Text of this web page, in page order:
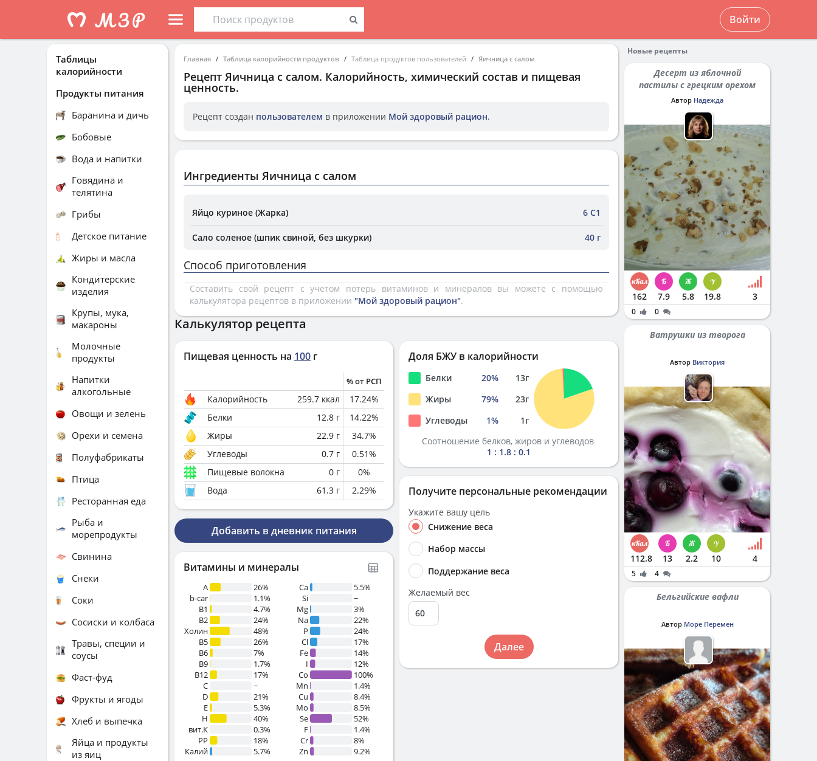
Войти
Главная Таблица калорийности продуктов Таблица продуктов пользователей Яичница с салом
Рецепт Яичница с салом. Калорийность, химический состав и пищевая
ценность.
Рецепт создан пользователем в приложении Мой здоровый рацион.
Ингредиенты Яичница с салом
Яйцо куриное (Жарка) 6 С1
Сало соленое (шпик свиной, без шкурки) 40 г
Способ приготовления
Составить свой рецепт с учетом потерь витаминов и минералов вы можете с помощью
калькулятора рецептов в приложении "Мой здоровый рацион".
Калькулятор рецепта
Пищевая ценность на 100 г
% от РСП
Калорийность 259.7 ккал 17.24%
Белки
12.8 г 14.22%
Жиры
22.9 г 34.7%
Углеводы
0.7 г 0.51%
Пищевые волокна
0 г 0%
Вода
61.3 г 2.29%
Добавить в дневник питания
Витамины и минералы
A
26%
b-car
1.1%
В1
4.7%
B2
24%
Холин
48%
B5
26%
B6
7%
B9
1.7%
B12
17%
C
~
D
21%
E
5.3%
H
40%
вит.К
0.3%
PP
18%
Калий
5.7%
Ca
5.5%
Si
~
Mg
3%
Na
22%
P
24%
Cl
17%
Fe
14%
I
12%
Co
100%
Mn
1.4%
Cu
8.4%
Mo
8.5%
Se
52%
F
1.4%
Cr
8%
Zn
9.2%
Доля БЖУ в калорийности
Белки 20% 13г
Жиры
79% 23г
Углеводы
1% 1г
Соотношение белков, жиров и углеводов
1 : 1.8 : 0.1
Получите персональные рекомендации
Укажите вашу цель
Снижение веса
Набор массы
Поддержание веса
Желаемый вес
Далее
Таблицы
калорийности
Продукты питания
Баранина и дичь
Бобовые
Вода и напитки
Говядина и
телятина
Грибы
Детское питание
Жиры и масла
Кондитерские
изделия
Крупы, мука,
макароны
Молочные
продукты
Напитки
алкогольные
Овощи и зелень
Орехи и семена
Полуфабрикаты
Птица
Ресторанная еда
Рыба и
морепродукты
Свинина
Снеки
Соки
Сосиски и колбаса
Травы, специи и
соусы
Фаст-фуд
Фрукты и ягоды
Хлеб и выпечка
Яйца и продукты
из яиц
Новые рецепты
Десерт из яблочной
пастилы с грецким орехом
Автор Надежда
162 7.9 5.8 19.8 3
0 0
Ватрушки из творога
Автор Виктория
112.8 13 2.2 10 4
5 4
Бельгийские вафли
Автор Море Перемен